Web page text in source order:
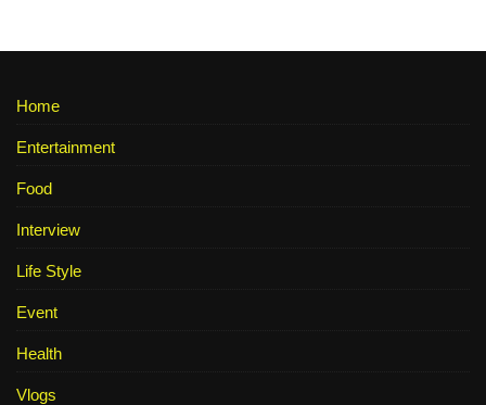
Home
Entertainment
Food
Interview
Life Style
Event
Health
Vlogs